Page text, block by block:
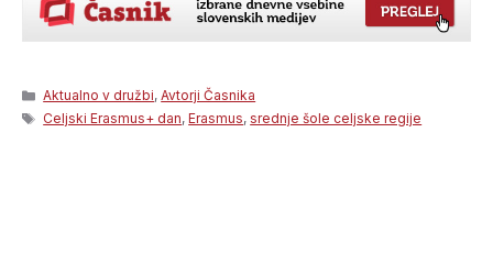
Categories
Aktualno v družbi,Avtorji Časnika
Tags
Celjski Erasmus+ dan,Erasmus,srednje šole celjske regije